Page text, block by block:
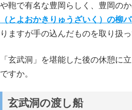
や鞄で有名な豊岡らしく、豊岡の
（とよおかきりゅうざいく）の柳
りますが手の込んだものを取り扱っ
「玄武洞」を堪能した後の休憩に
ですか。
玄武洞の渡し船